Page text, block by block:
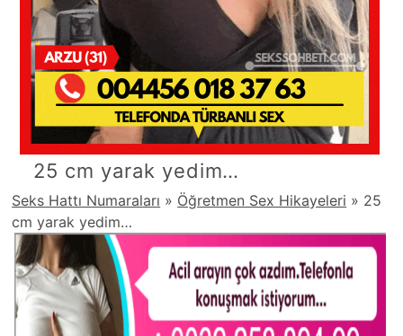
25 cm yarak yedim…
Seks Hattı Numaraları » Öğretmen Sex Hikayeleri » 25
cm yarak yedim…